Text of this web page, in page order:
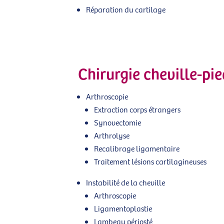
Réparation du cartilage
Chirurgie cheville-
Arthroscopie
Extraction corps étrangers
Synovectomie
Arthrolyse
Recalibrage ligamentaire
Traitement lésions cartilagineuses
Instabilité de la cheville
Arthroscopie
Ligamentoplastie
Lambeau périosté